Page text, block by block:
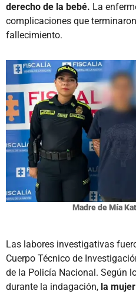
derecho de la bebé. La
complicaciones que
fallecimiento.
Madre de Mía
Las labores investigativas
Cuerpo Técnico de
de la Policía Nacional. Según
durante la indagación, la